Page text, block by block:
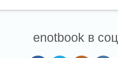
enotbook в